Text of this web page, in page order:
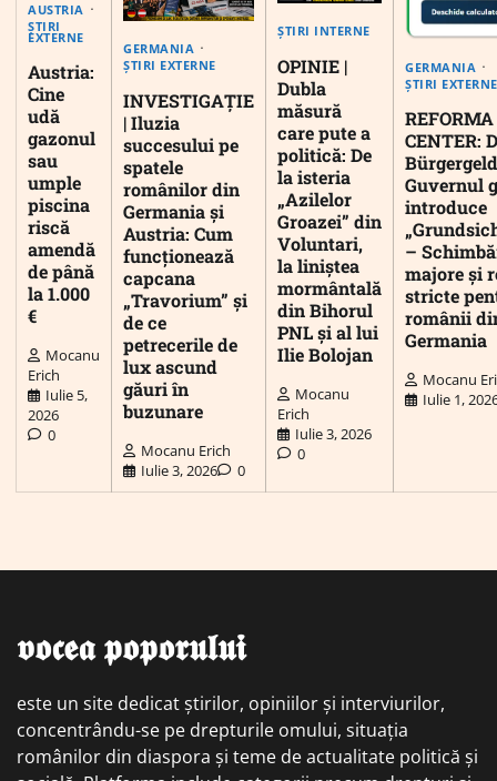
AUSTRIA
ȘTIRI
EXTERNE
Austria:
Cine
udă
gazonul
sau
umple
piscina
riscă
amendă
de până
la 1.000
€
Mocanu
Erich
Iulie 5,
2026
0
GERMANIA
ȘTIRI EXTERNE
INVESTIGAȚIE
| Iluzia
succesului pe
spatele
românilor din
Germania și
Austria: Cum
funcționează
capcana
„Travorium” și
de ce
petrecerile de
lux ascund
găuri în
buzunare
Mocanu Erich
Iulie 3, 2026
0
ȘTIRI INTERNE
OPINIE |
Dubla
măsură
care pute a
politică: De
la isteria
„Azilelor
Groazei” din
Voluntari,
la liniștea
mormântală
din Bihorul
PNL și al lui
Ilie Bolojan
Mocanu
Erich
Iulie 3, 2026
0
GERMANIA
ȘTIRI EXTERNE
CENTER:
Guvernul
introduce
–
majore și
stricte
românii
Germania
Mocanu
Iulie 1,
𝖛𝖔𝖈𝖊𝖆 𝖕𝖔𝖕𝖔𝖗𝖚𝖑𝖚𝖎
este un site dedicat știrilor, opiniilor și interviurilor,
concentrându-se pe drepturile omului, situația
românilor din diaspora și teme de actualitate politică și